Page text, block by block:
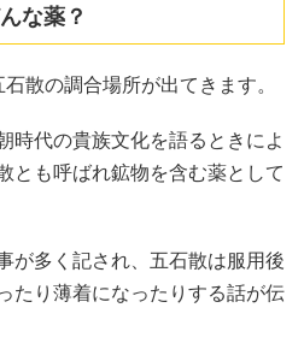
な薬？
散の調合場所が出てきます。
時代の貴族文化を語るときによ
とも呼ばれ鉱物を含む薬として
が多く記され、五石散は服用後
たり薄着になったりする話が伝